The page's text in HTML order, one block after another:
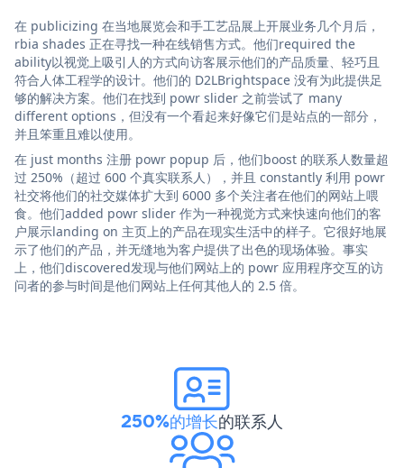
在 publicizing 在当地展览会和手工艺品展上开展业务几个月后，
rbia shades 正在寻找一种在线销售方式。他们required the
ability以视觉上吸引人的方式向访客展示他们的产品质量、轻巧且
符合人体工程学的设计。他们的 D2LBrightspace 没有为此提供足
够的解决方案。他们在找到 powr slider 之前尝试了 many
different options，但没有一个看起来好像它们是站点的一部分，
并且笨重且难以使用。
在 just months 注册 powr popup 后，他们boost 的联系人数量超
过 250%（超过 600 个真实联系人），并且 constantly 利用 powr
社交将他们的社交媒体扩大到 6000 多个关注者在他们的网站上喂
食。他们added powr slider 作为一种视觉方式来快速向他们的客
户展示landing on 主页上的产品在现实生活中的样子。它很好地展
示了他们的产品，并无缝地为客户提供了出色的现场体验。事实
上，他们discovered发现与他们网站上的 powr 应用程序交互的访
问者的参与时间是他们网站上任何其他人的 2.5 倍。
250%的增长的联系人